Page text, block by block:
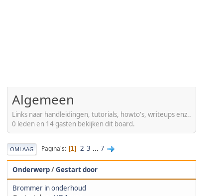
Algemeen
Links naar handleidingen, tutorials, howto's, writeups enz..
0 leden en 14 gasten bekijken dit board.
OMLAAG Pagina's 1 2 3 ... 7
Onderwerp/Gestart door
Brommer in onderhoud